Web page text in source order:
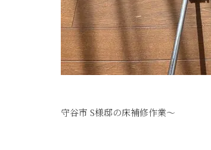
守谷市 S様邸の床補修作業～